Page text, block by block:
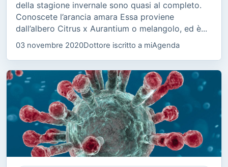
della stagione invernale sono quasi al completo.
Conoscete l’arancia amara Essa proviene
dall’albero Citrus x Aurantium o melangolo, ed è...
03 novembre 2020Dottore iscritto a miAgenda